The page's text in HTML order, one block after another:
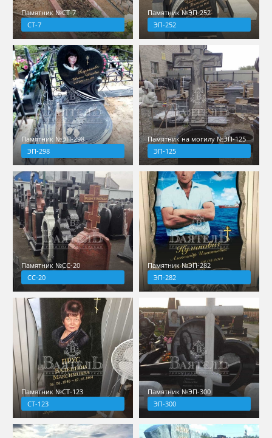
Памятник №СТ-7
СТ-7
Памятник №ЭП-252
ЭП-252
Памятник №ЭП-298
ЭП-298
Памятник на могилу №ЭП-125
ЭП-125
Памятник №СС-20
СС-20
Памятник №ЭП-282
ЭП-282
Памятник №СТ-123
СТ-123
Памятник №ЭП-300
ЭП-300